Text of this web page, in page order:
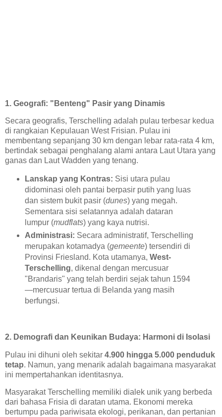
1. Geografi: "Benteng" Pasir yang Dinamis
Secara geografis, Terschelling adalah pulau terbesar kedua
di rangkaian Kepulauan West Frisian. Pulau ini
membentang sepanjang 30 km dengan lebar rata-rata 4 km,
bertindak sebagai penghalang alami antara Laut Utara yang
ganas dan Laut Wadden yang tenang.
Lanskap yang Kontras: Sisi utara pulau
didominasi oleh pantai berpasir putih yang luas
dan sistem bukit pasir (dunes) yang megah.
Sementara sisi selatannya adalah dataran
lumpur (mudflats) yang kaya nutrisi.
Administrasi: Secara administratif, Terschelling
merupakan kotamadya (gemeente) tersendiri di
Provinsi Friesland. Kota utamanya, West-
Terschelling, dikenal dengan mercusuar
"Brandaris" yang telah berdiri sejak tahun 1594
—mercusuar tertua di Belanda yang masih
berfungsi.
2. Demografi dan Keunikan Budaya: Harmoni di Isolasi
Pulau ini dihuni oleh sekitar 4.900 hingga 5.000 penduduk
tetap. Namun, yang menarik adalah bagaimana masyarakat
ini mempertahankan identitasnya.
Masyarakat Terschelling memiliki dialek unik yang berbeda
dari bahasa Frisia di daratan utama. Ekonomi mereka
bertumpu pada pariwisata ekologi, perikanan, dan pertanian